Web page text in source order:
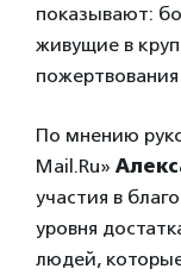
показывают:
живущие в
По мнению
Mail.Ru»
участия в
уровня
людей,